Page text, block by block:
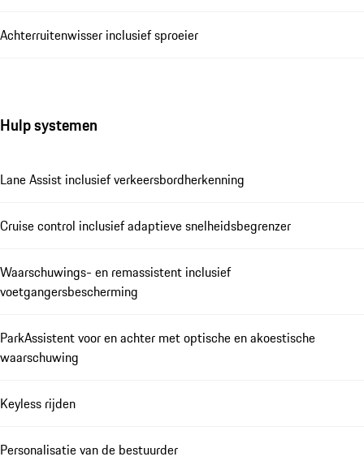
Achterruitenwisser inclusief sproeier
Hulp systemen
Lane Assist inclusief verkeersbordherkenning
Cruise control inclusief adaptieve snelheidsbegrenzer
Waarschuwings- en remassistent inclusief
voetgangersbescherming
ParkAssistent voor en achter met optische en akoestische
waarschuwing
Keyless rijden
Personalisatie van de bestuurder